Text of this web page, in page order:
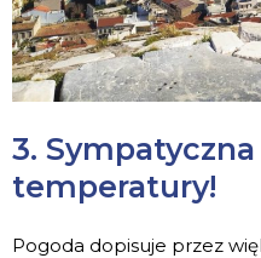
3.
temperatury!
Pogoda dopisuje przez